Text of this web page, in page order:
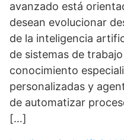
avanzado está
desean evolucionar
de la inteligencia
de sistemas de
conocimiento
personalizadas y
de automatizar
[…]